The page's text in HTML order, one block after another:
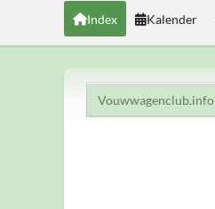
Index Kalender
Vouwwagenclub.info